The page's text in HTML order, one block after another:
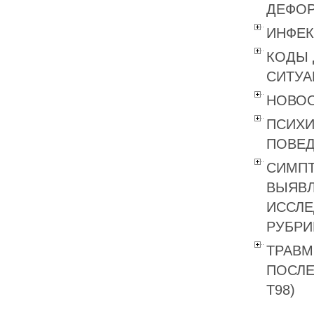
КОДЫ
T98)